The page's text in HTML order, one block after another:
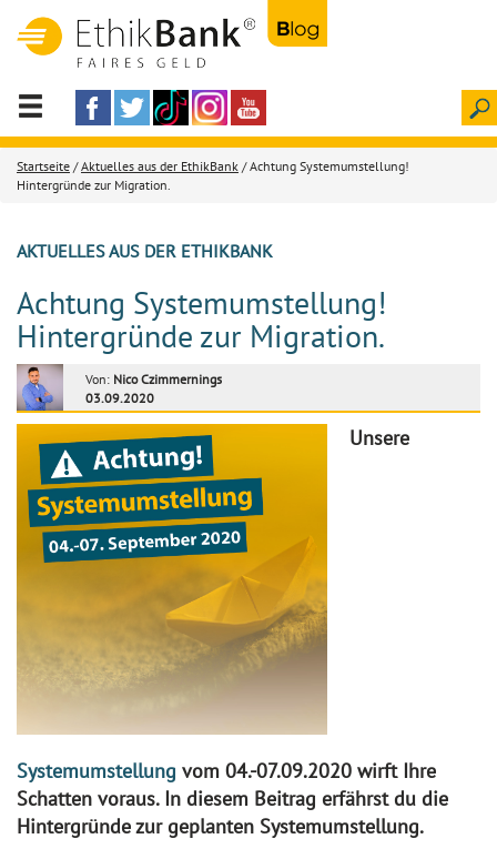
Startseite /Aktuelles aus der EthikBank / Achtung Systemumstellung!
Hintergründe zur Migration.
AKTUELLES AUS DER ETHIKBANK
Achtung Systemumstellung!
Hintergründe zur Migration.
Von: Nico Czimmernings
03.09.2020
Unsere
Systemumstellung vom 04.-07.09.2020 wirft Ihre
Schatten voraus. In diesem Beitrag erfährst du die
Hintergründe zur geplanten Systemumstellung.